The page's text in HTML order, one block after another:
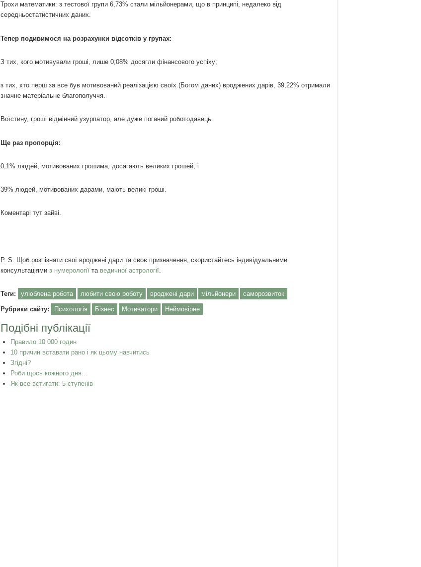
Трохи математики: з тестової групи 6,73% стали мільйонерами, що в принципі, недалеко від
середньостатистичних даних.
Тепер подивимося на розрахунки відсотків у групах:
З тих, кого мотивували гроші, лише 0,08% досягли фінансового успіху;
з тих, хто перш за все був мотивований реалізацією своїх (Богом даних) вроджених дарів, 39,22% отримали
значне матеріальне благополуччя.
Воїстину, гроші відмінний узурпатор, але дуже поганий роботодавець.
Ще раз пропорція:
0,1% людей, мотивованих грошима, досягають великих грошей, і
39% людей, мотивованих дарами, мають великі гроші.
Коментарі тут зайві.
Р. S. Щоб розпізнати свої вроджені дари та своє призначення, скористайтесь індивідуальними
консультаціями з нумерологіїта ведичної астрології.
Теги: улюблена робота любити свою роботу вроджені дари мільйонери саморозвиток
Рубрики сайту: Психологія Бізнес Мотиватори Неймовірне
Подібні публікації
Правило 10 000 годин
10 причин вставати рано і як цьому навчитись
Згідні?
Роби щось кожного дня…
Як все встигати: 5 ступенів